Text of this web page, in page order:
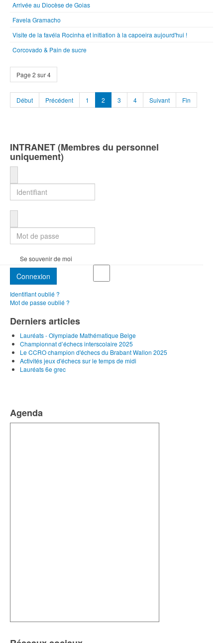
Arrivée au Diocèse de Goias
Favela Gramacho
Visite de la favéla Rocinha et initiation à la capoeira aujourd'hui !
Corcovado & Pain de sucre
Page 2 sur 4
Début Précédent 1 2 3 4 Suivant Fin
INTRANET (Membres du personnel
uniquement)
Se souvenir de moi
Connexion
Identifiant oublié ?
Mot de passe oublié ?
Derniers articles
Lauréats - Olympiade Mathématique Belge
Championnat d’échecs interscolaire 2025
Le CCRO champion d'échecs du Brabant Wallon 2025
Activités jeux d'échecs sur le temps de midi
Lauréats 6e grec
Agenda